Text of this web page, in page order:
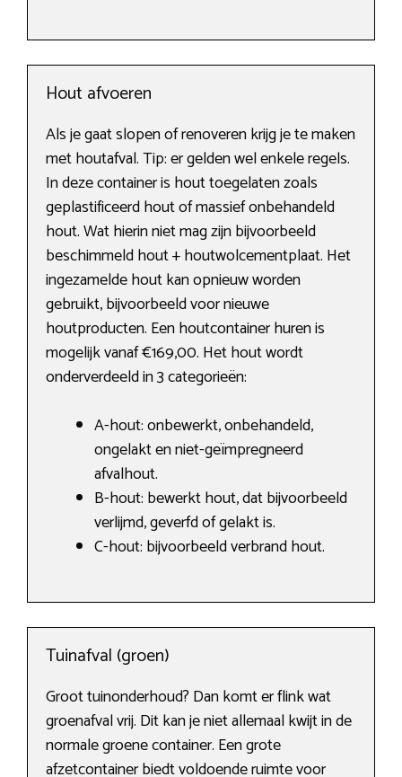
Hout afvoeren
Als je gaat slopen of renoveren krijg je te maken
met houtafval. Tip: er gelden wel enkele regels.
In deze container is hout toegelaten zoals
geplastificeerd hout of massief onbehandeld
hout. Wat hierin niet mag zijn bijvoorbeeld
beschimmeld hout + houtwolcementplaat. Het
ingezamelde hout kan opnieuw worden
gebruikt, bijvoorbeeld voor nieuwe
houtproducten. Een houtcontainer huren is
mogelijk vanaf €169,00. Het hout wordt
onderverdeeld in 3 categorieën:
A-hout: onbewerkt, onbehandeld,
ongelakt en niet-geïmpregneerd
afvalhout.
B-hout: bewerkt hout, dat bijvoorbeeld
verlijmd, geverfd of gelakt is.
C-hout: bijvoorbeeld verbrand hout.
Tuinafval (groen)
Groot tuinonderhoud? Dan komt er flink wat
groenafval vrij. Dit kan je niet allemaal kwijt in de
normale groene container. Een grote
afzetcontainer biedt voldoende ruimte voor